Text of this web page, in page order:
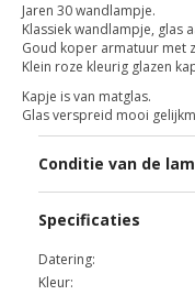
Jaren 30 wandlampje.
Klassiek wandlampje, glas
Goud koper armatuur met
Klein roze kleurig glazen
Kapje is van matglas.
Glas verspreid mooi
Conditie van de
Specificaties
Datering:
Kleur: